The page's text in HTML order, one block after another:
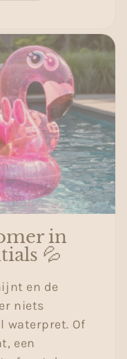
in
💦
en de
niets
waterpret. Of
een